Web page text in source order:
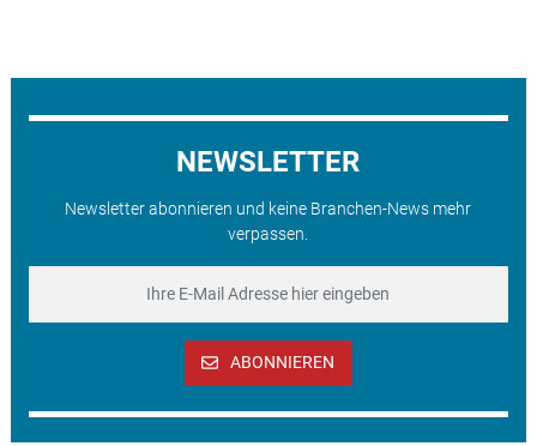
NEWSLETTER
Newsletter abonnieren und keine Branchen-News mehr
verpassen.
ABONNIEREN